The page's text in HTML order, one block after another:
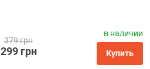
379 грн
299 грн
в наличии
Купить
Apex Microelectronics
Код товара:
cc.mc-30